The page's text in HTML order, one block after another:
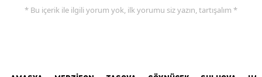
* Bu içerik ile ilgili yorum yok, ilk yorumu siz yazın, tartışalım *